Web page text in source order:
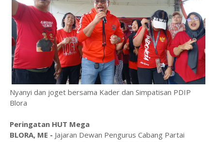
Nyanyi dan joget bersama Kader dan Simpatisan PDIP
Blora
Peringatan HUT Mega
BLORA, ME - Jajaran Dewan Pengurus Cabang Partai